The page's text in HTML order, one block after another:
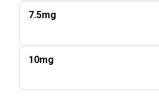
7.5mg
10mg